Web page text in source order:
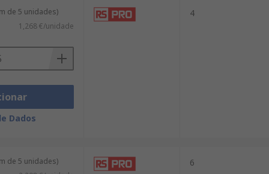
de 5 unidades)
1,268 €/unidade
Dados
4
de 5 unidades) 6